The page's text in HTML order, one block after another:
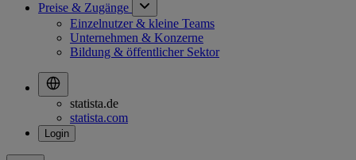
Preise & Zugänge
Einzelnutzer & kleine Teams
Unternehmen & Konzerne
Bildung & öffentlicher Sektor
statista.de
statista.com